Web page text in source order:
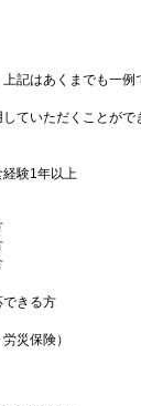
記はあくまでも一例
ていただくことがで
経験1年以上
きる方
災保険）